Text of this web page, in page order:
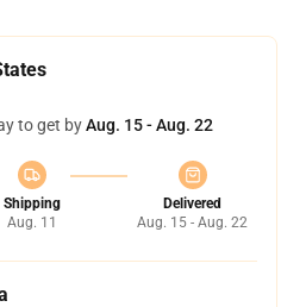
to get byAug. 15 - Aug. 22
Shipping
Aug. 11
Delivered
Aug. 15 - Aug. 22